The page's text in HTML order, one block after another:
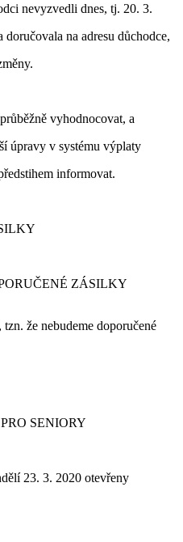
nevyzvedli dnes, tj. 20. 3.
na adresu důchodce,
vyhodnocovat, a
úpravy v systému výplaty
informovat.
ZÁSILKY
že nebudeme doporučené
SENIORY
23. 3. 2020 otevřeny